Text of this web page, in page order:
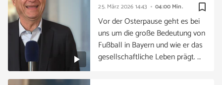
bookmark_border
25. März 2026 14:43 04:00 Min.
Vor der Osterpause geht es bei
uns um die große Bedeutung von
Fußball in Bayern und wie er das
gesellschaftliche Leben prägt. …